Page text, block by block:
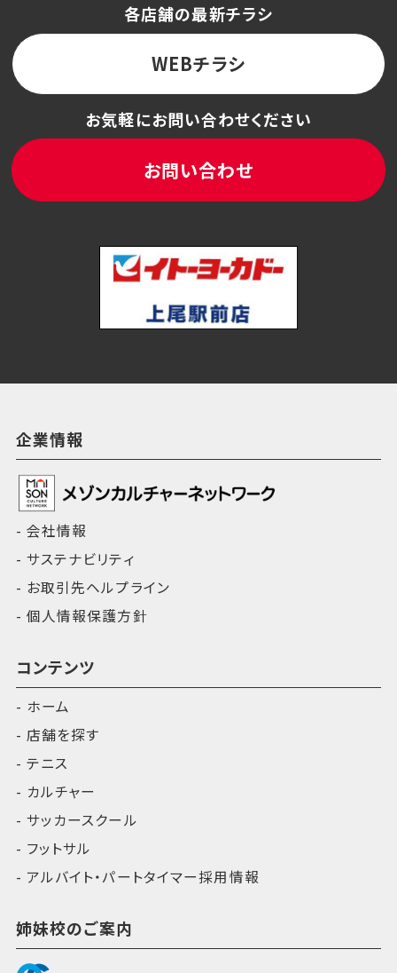
各店舗の最新チラシ
WEBチラシ
お気軽にお問い合わせください
お問い合わせ
企業情報
会社情報
サステナビリティ
お取引先ヘルプライン
個人情報保護方針
コンテンツ
ホーム
店舗を探す
テニス
カルチャー
サッカースクール
フットサル
アルバイト・パートタイマー採用情報
姉妹校のご案内